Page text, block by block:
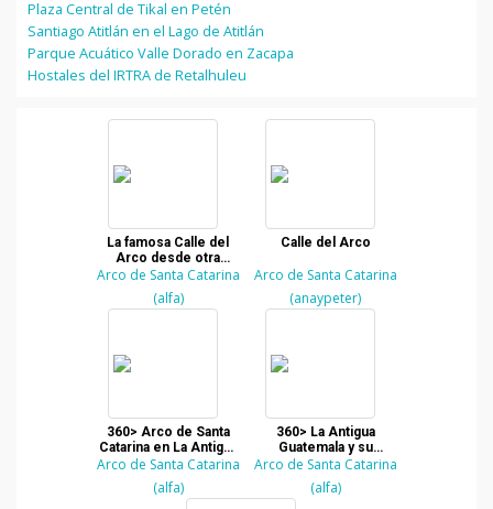
Plaza Central de Tikal en Petén
Santiago Atitlán en el Lago de Atitlán
Parque Acuático Valle Dorado en Zacapa
Hostales del IRTRA de Retalhuleu
La famosa Calle del
Arco desde otra
perspectiva
Arco de Santa Catarina
(alfa)
Calle del Arco
Arco de Santa Catarina
(anaypeter)
360> Arco de Santa
Catarina en La Antigua
Guatemala
Arco de Santa Catarina
(alfa)
360> La Antigua
Guatemala y su
famoso Arco de Santa
Catarina
Arco de Santa Catarina
(alfa)